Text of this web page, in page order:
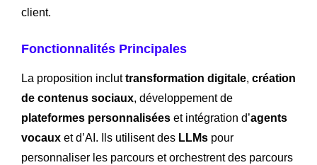
client.
Fonctionnalités Principales
La proposition incluttransformation digitale, création
de contenus sociaux, développement de
plateformes personnalisées et intégration d’agents
vocaux et d’AI. Ils utilisent des LLMs pour
personnaliser les parcours et orchestrent des parcours